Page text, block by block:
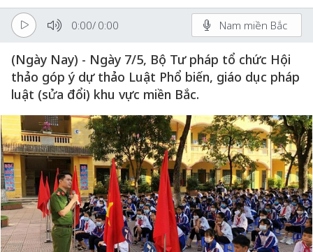
0:00/ 0:00 Nam miền Bắc
(Ngày Nay) - Ngày 7/5, Bộ Tư pháp tổ chức Hội
thảo góp ý dự thảo Luật Phổ biến, giáo dục pháp
luật (sửa đổi) khu vực miền Bắc.